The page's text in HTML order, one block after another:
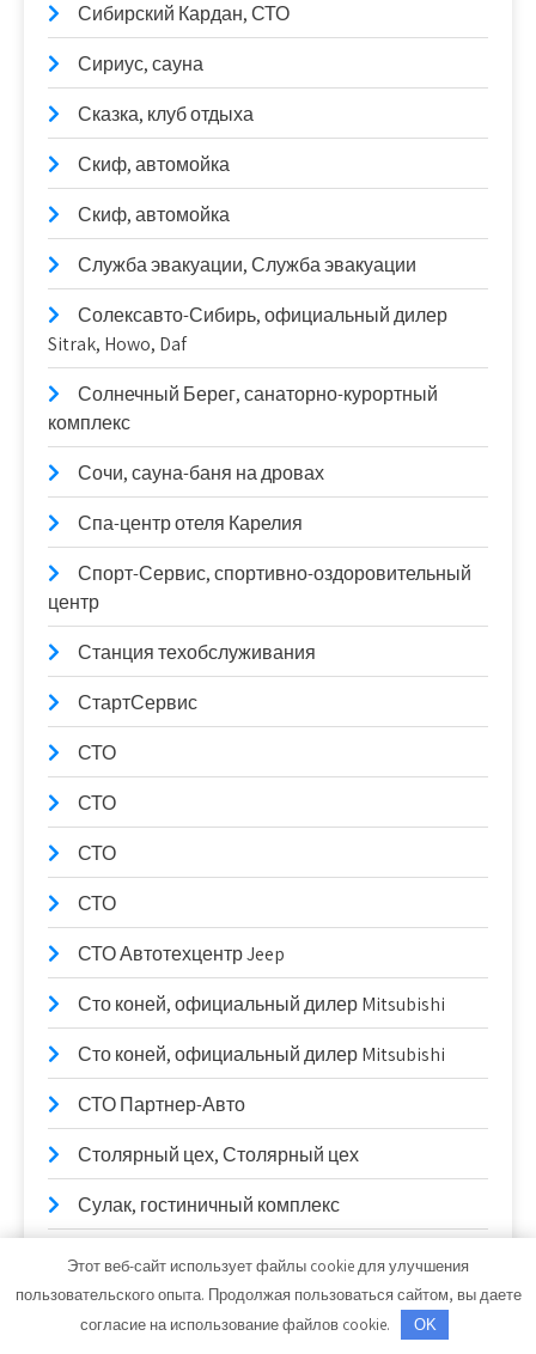
Сибирский Кардан, СТО
Сириус, сауна
Сказка, клуб отдыха
Скиф, автомойка
Скиф, автомойка
Служба эвакуации, Служба эвакуации
Солексавто-Сибирь, официальный дилер
Sitrak, Howo, Daf
Солнечный Берег, санаторно-курортный
комплекс
Сочи, сауна-баня на дровах
Спа-центр отеля Карелия
Спорт-Сервис, спортивно-оздоровительный
центр
Станция техобслуживания
СтартСервис
СТО
СТО
СТО
СТО
СТО Автотехцентр Jeep
Сто коней, официальный дилер Mitsubishi
Сто коней, официальный дилер Mitsubishi
СТО Партнер-Авто
Столярный цех, Столярный цех
Сулак, гостиничный комплекс
Сывлах, Баня №2
Сывлах, Баня №2
Этот веб-сайт использует файлы cookie для улучшения
пользовательского опыта. Продолжая пользоваться сайтом, вы даете
согласие на использование файлов cookie.
OK